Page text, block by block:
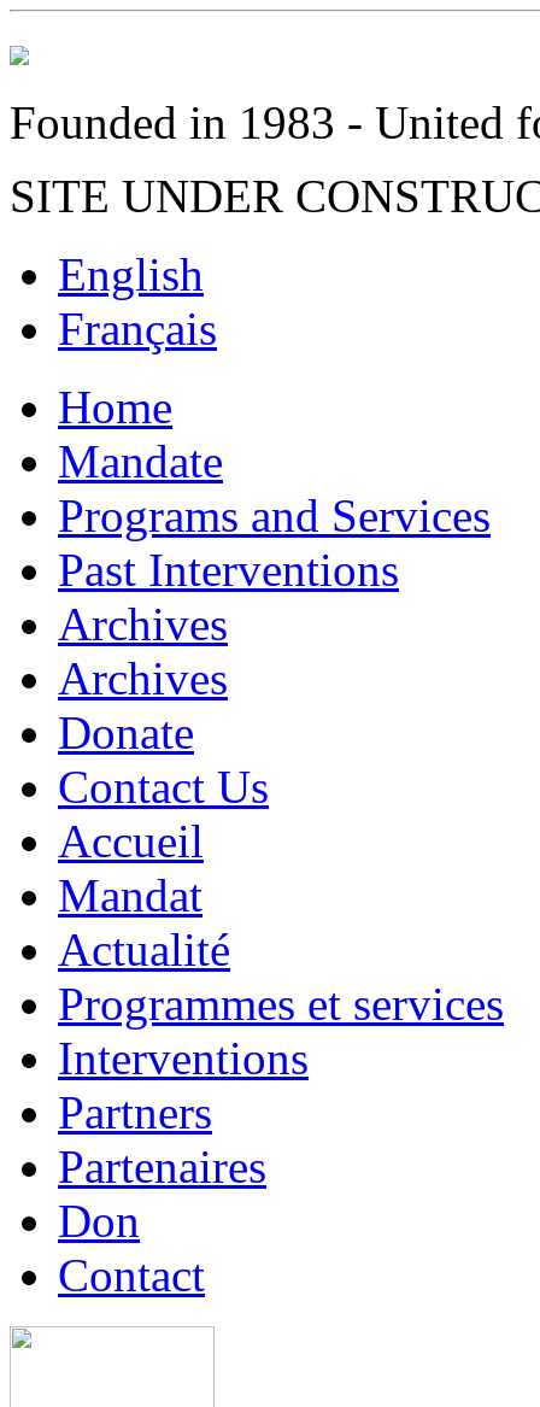
Founded in 1983 - United
SITE UNDER
English
Français
Home
Mandate
Programs and Services
Past Interventions
Archives
Archives
Donate
Contact Us
Accueil
Mandat
Actualité
Programmes et services
Interventions
Partners
Partenaires
Don
Contact